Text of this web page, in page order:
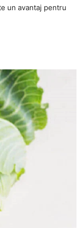
un avantaj pentru